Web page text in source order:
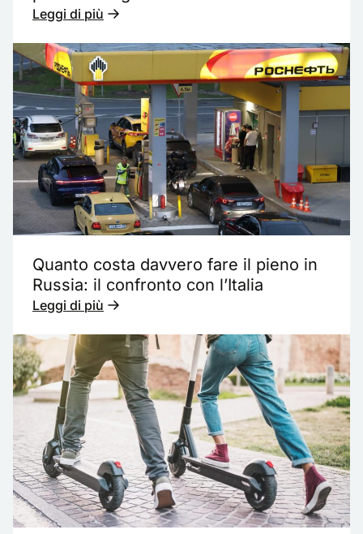
Leggi di più
Quanto costa davvero fare il pieno in
Russia: il confronto con l’Italia
Leggi di più